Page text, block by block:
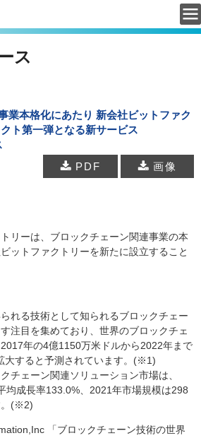
ス
業本格化にあたり 新会社ビットファク
ト第一弾となる新サービス
PDF 画像
リーは、ブロックチェーン関連事業の本
ットファクトリーを新たに設立すること
れる技術として知られるブロックチェー
注目を集めており、世界のブロックチェ
年の4億1150万米ドルから2022年まで
大すると予測されています。(※1)
チェーン関連ソリューション市場は、
均成長率133.0%、2021年市場規模は298
。(※2)
「ブロックチェーン技術の世界